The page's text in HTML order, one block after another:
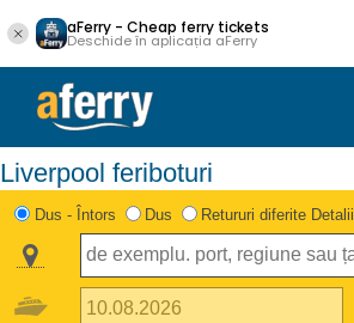
aFerry - Cheap ferry tickets
Deschide în aplicația aFerry
Liverpool feriboturi
Dus - Întors Dus Retururi diferite Detalii